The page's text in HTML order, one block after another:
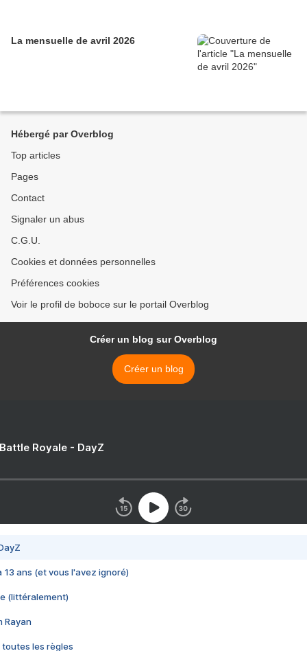
La mensuelle de avril 2026
Hébergé par Overblog
Top articles
Pages
Contact
Signaler un abus
C.G.U.
Cookies et données personnelles
Préférences cookies
Voir le profil de boboce sur le portail Overblog
Créer un blog sur Overblog
Créer un blog
Royale - DayZ
13 ans (et vous l'avez ignoré)
(littéralement)
Rayan
toutes les règles